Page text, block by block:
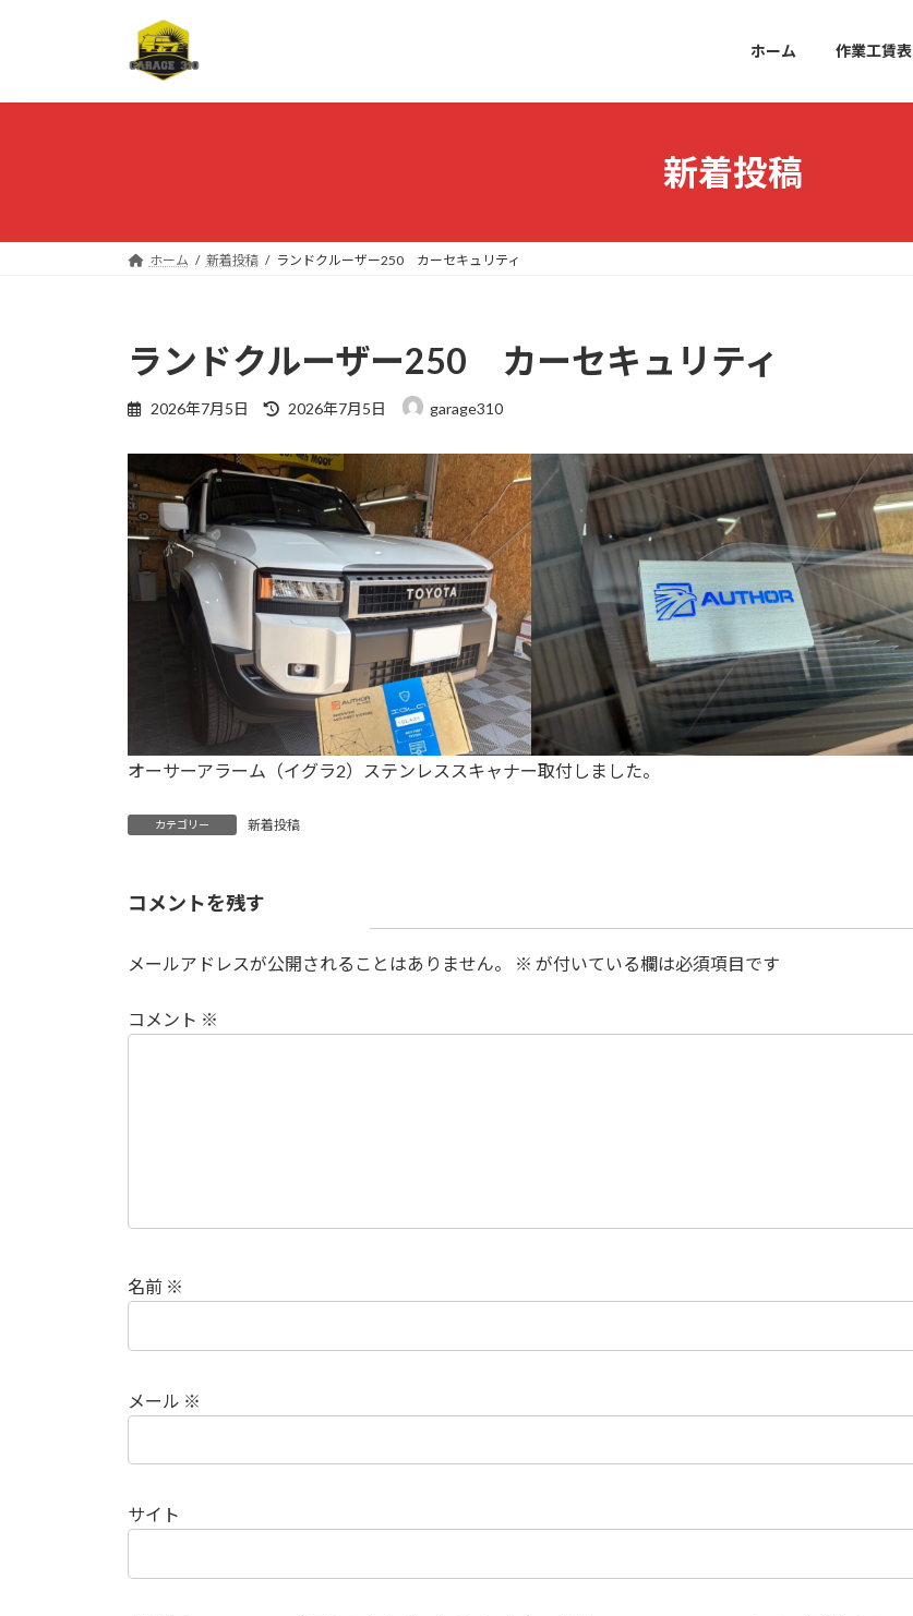
プ
動
ホーム 作業工賃表
新着投稿
ホーム 新着投稿 ランドクルーザー250 カーセキュリティ
ランドクルーザー250 カーセキュリティ
2026年7月5日
最
新
日
時
:
2026年7月5日 garage310
オーサーアラーム（イグラ2）ステンレススキャナー取付しました。
カテゴリー 新着投稿
コメントを残す
メールアドレスが公開されることはありません。 ※ が付いている欄は必須項目です
コメント ※
名前 ※
メール ※
サイト